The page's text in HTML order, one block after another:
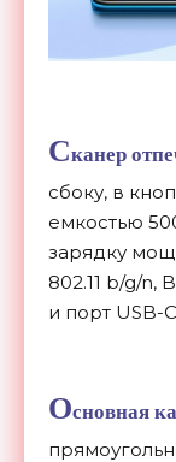
Сканер
сбоку, в
емкостью
зарядку
802.11 b/g/n,
и порт USB-C
Основная